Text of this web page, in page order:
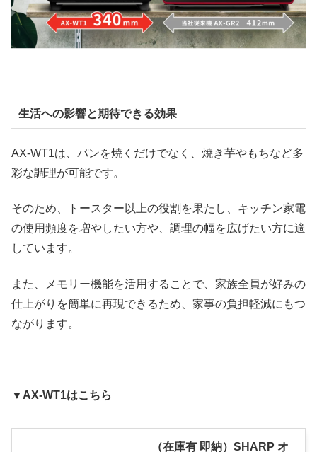
生活への影響と期待できる効果
AX-WT1は、パンを焼くだけでなく、焼き芋やもちなど多
彩な調理が可能です。
そのため、トースター以上の役割を果たし、キッチン家電
の使用頻度を増やしたい方や、調理の幅を広げたい方に適
しています。
また、メモリー機能を活用することで、家族全員が好みの
仕上がりを簡単に再現できるため、家事の負担軽減にもつ
ながります。
▼AX-WT1はこちら
（在庫有 即納）SHARP オ